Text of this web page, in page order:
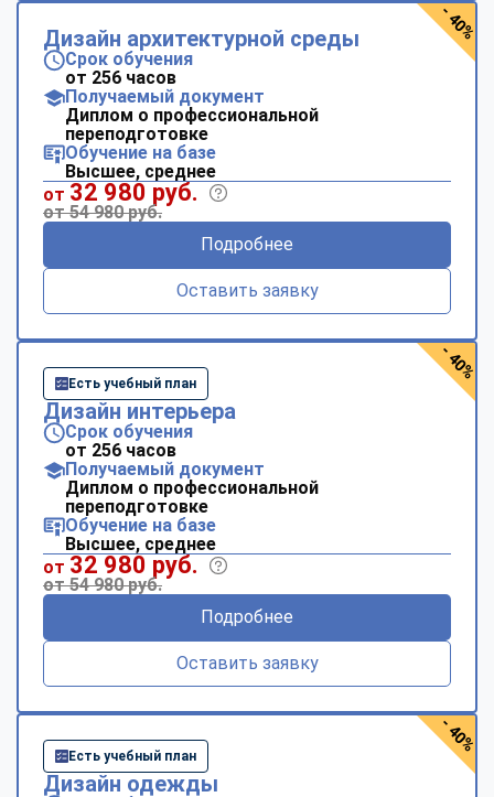
Дизайн архитектурной среды
Срок обучения
от 256 часов
Получаемый документ
Диплом о профессиональной
переподготовке
Обучение на базе
Высшее, среднее
от 32 980 руб.
от 54 980 руб.
Подробнее
Оставить заявку
- 40%
Есть учебный план
Дизайн интерьера
Срок обучения
от 256 часов
Получаемый документ
Диплом о профессиональной
переподготовке
Обучение на базе
Высшее, среднее
от 32 980 руб.
от 54 980 руб.
Подробнее
Оставить заявку
- 40%
Есть учебный план
Дизайн одежды
- 40%